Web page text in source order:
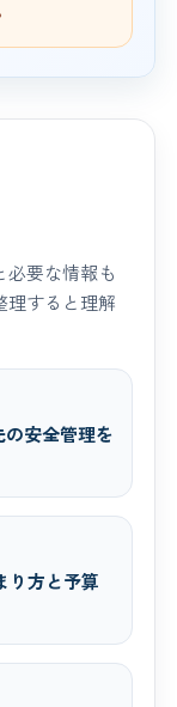
必要な情報も
理すると理解
安全管理を
り方と予算